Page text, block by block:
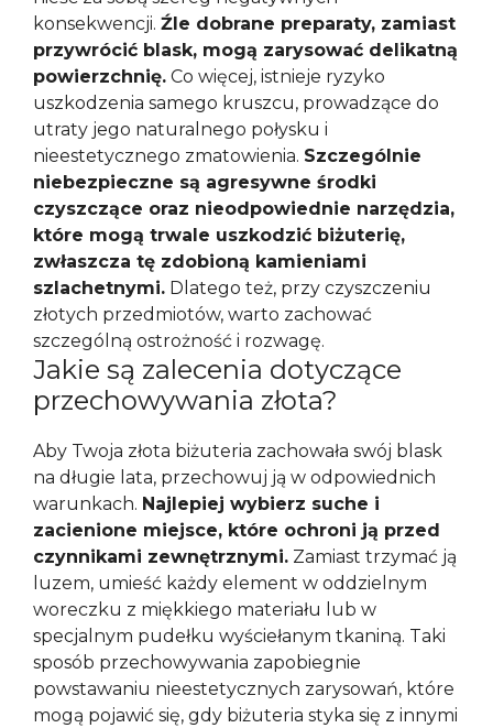
konsekwencji. Źle dobrane preparaty, zamiast
przywrócić blask, mogą zarysować delikatną
powierzchnię. Co więcej, istnieje ryzyko
uszkodzenia samego kruszcu, prowadzące do
utraty jego naturalnego połysku i
nieestetycznego zmatowienia. Szczególnie
niebezpieczne są agresywne środki
czyszczące oraz nieodpowiednie narzędzia,
które mogą trwale uszkodzić biżuterię,
zwłaszcza tę zdobioną kamieniami
szlachetnymi. Dlatego też, przy czyszczeniu
złotych przedmiotów, warto zachować
szczególną ostrożność i rozwagę.
Jakie są zalecenia dotyczące
przechowywania złota?
Aby Twoja złota biżuteria zachowała swój blask
na długie lata, przechowuj ją w odpowiednich
warunkach. Najlepiej wybierz suche i
zacienione miejsce, które ochroni ją przed
czynnikami zewnętrznymi. Zamiast trzymać ją
luzem, umieść każdy element w oddzielnym
woreczku z miękkiego materiału lub w
specjalnym pudełku wyściełanym tkaniną. Taki
sposób przechowywania zapobiegnie
powstawaniu nieestetycznych zarysowań, które
mogą pojawić się, gdy biżuteria styka się z innymi